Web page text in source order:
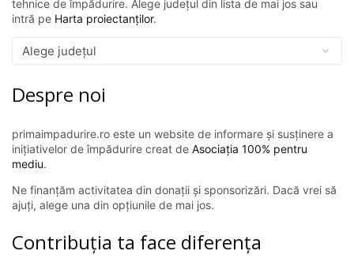
tehnice de împădurire. Alege județul din lista de mai jos sau
intră pe Harta proiectanților.
Despre noi
primaimpadurire.ro este un website de informare și susținere a
inițiativelor de împădurire creat de Asociația 100% pentru
mediu.
Ne finanțăm activitatea din donații și sponsorizări. Dacă vrei să
ajuți, alege una din opțiunile de mai jos.
Contribuția ta face diferența